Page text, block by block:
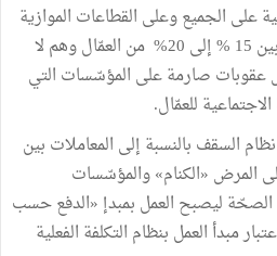
على الجميع وعلى القطاعات الموازية
التي يشتغل فيها اليوم ما بين 15 % إلى 20% من العمّال وهم لا
عقوبات صارمة على المؤسّسات التي
للعمّال.
السقف بالنسبة إلى المعاملات بين
المرض «الكنام» والمؤسّسات
الصحّة ليصبح العمل بمبدإ «الدفع حسب
مبدأ العمل بنظام التكلفة الفعلية